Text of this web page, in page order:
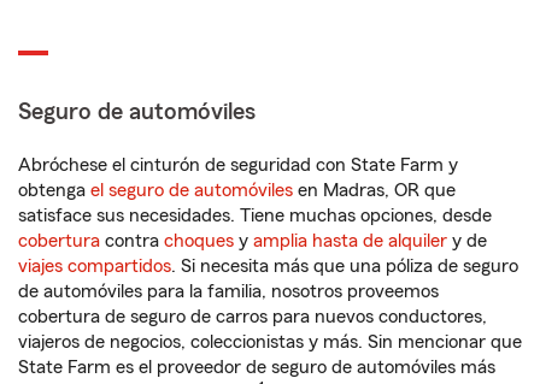
Seguro de automóviles
Abróchese el cinturón de seguridad con State Farm y
obtenga el seguro de automóviles en Madras, OR que
satisface sus necesidades. Tiene muchas opciones, desde
cobertura contra choques y amplia hasta de alquiler y de
viajes compartidos. Si necesita más que una póliza de seguro
de automóviles para la familia, nosotros proveemos
cobertura de seguro de carros para nuevos conductores,
viajeros de negocios, coleccionistas y más. Sin mencionar que
State Farm es el proveedor de seguro de automóviles más